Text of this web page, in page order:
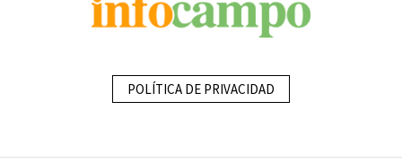
POLÍTICA DE PRIVACIDAD